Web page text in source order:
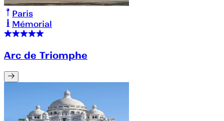
Paris
Mémorial
Arc de Triomphe